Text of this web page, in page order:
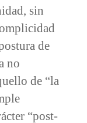
sin
de
no
de “la
“post-